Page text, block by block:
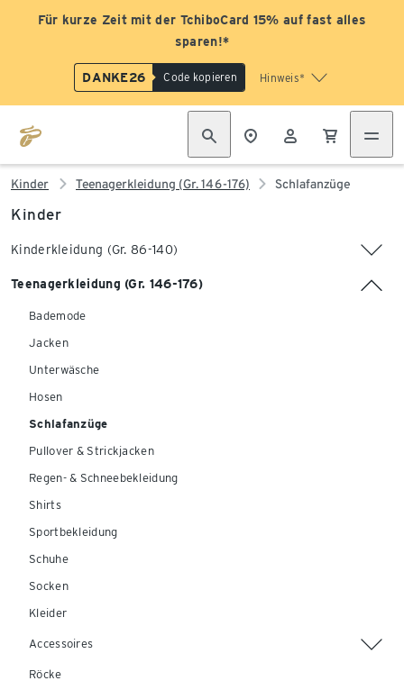
Für kurze Zeit mit der TchiboCard 15% auf fast alles
sparen!*
DANKE26 Code kopieren Hinweis*
Kinder Teenagerkleidung (Gr. 146-176) Schlafanzüge
Kinder
Kinderkleidung (Gr. 86-140)
Teenagerkleidung (Gr. 146-176)
Bademode
Jacken
Unterwäsche
Hosen
Schlafanzüge
Pullover & Strickjacken
Regen- & Schneebekleidung
Shirts
Sportbekleidung
Schuhe
Socken
Kleider
Accessoires
Röcke